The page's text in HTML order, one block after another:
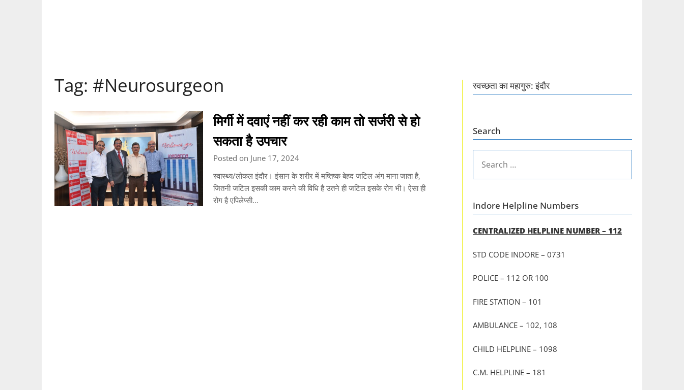
Tag: #Neurosurgeon
मिर्गी में दवाएं नहीं कर रही काम तो सर्जरी से हो
सकता है उपचार
Posted on June 17, 2024
स्वास्थ्य/लोकल इंदौर। इंसान के शरीर में मष्तिष्क बेहद जटिल अंग माना जाता है,
जितनी जटिल इसकी काम करने की विधि है उतने ही जटिल इसके रोग भी। ऐसा ही
रोग है एपिलेप्सी…
स्वच्छता का महागुरु: इंदौर
Search
FOR:
Indore Helpline Numbers
CENTRALIZED HELPLINE NUMBER – 112
STD CODE INDORE – 0731
POLICE – 112 OR 100
FIRE STATION – 101
AMBULANCE – 102, 108
CHILD HELPLINE – 1098
C.M. HELPLINE – 181